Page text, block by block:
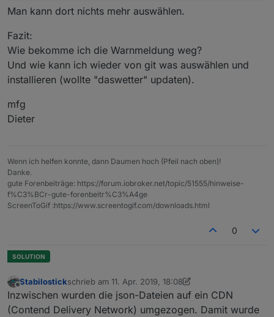
Man kann dort nichts mehr auswählen.
Fazit:
Wie bekomme ich die Warnmeldung weg?
Und wie kann ich wieder von git was auswählen und
installieren (wollte "daswetter" updaten).
mfg
Dieter
Wenn ich helfen konnte, dann Daumen hoch (Pfeil nach oben)!
Danke.
gute Forenbeiträge: https://forum.iobroker.net/topic/51555/hinweise-
f%C3%BCr-gute-forenbeitr%C3%A4ge
ScreenToGif :https://www.screentogif.com/downloads.html
0
Offline
Stabilostickschrieb am 11. Apr. 2019, 18:08
zuletzt editiert von Stabilostick4. Nov. 2019, 21:46
Inzwischen wurden die json-Dateien auf ein CDN
(Contend Delivery Network) umgezogen. Damit wurde